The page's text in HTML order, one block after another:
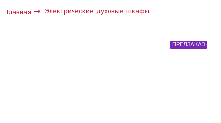
Главная Электрические духовые шкафы
ПРЕДЗАКАЗ